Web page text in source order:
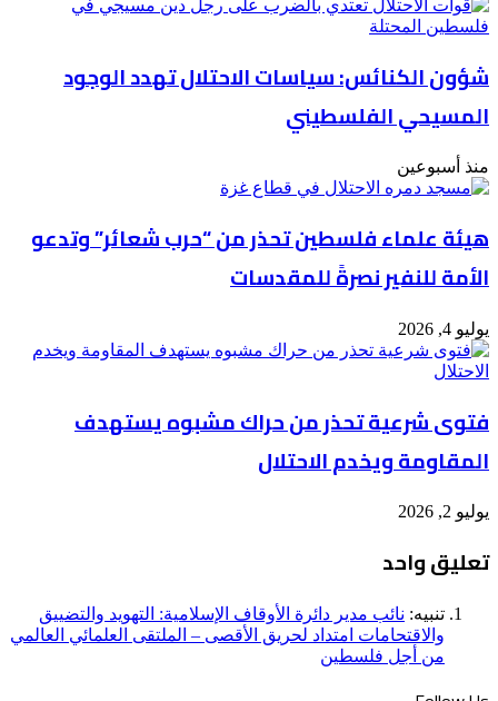
شؤون الكنائس: سياسات الاحتلال تهدد الوجود
المسيحي الفلسطيني
منذ أسبوعين
هيئة علماء فلسطين تحذر من “حرب شعائر” وتدعو
الأمة للنفير نصرةً للمقدسات
يوليو 4, 2026
فتوى شرعية تحذر من حراك مشبوه يستهدف
المقاومة ويخدم الاحتلال
يوليو 2, 2026
تعليق واحد
تنبيه: نائب مدير دائرة الأوقاف الإسلامية: التهويد والتضييق
والاقتحامات امتداد لحريق الأقصى – الملتقى العلمائي العالمي
من أجل فلسطين